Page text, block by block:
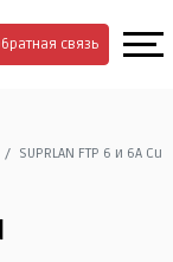
связь
SUPRLAN FTP 6 и 6A Cu